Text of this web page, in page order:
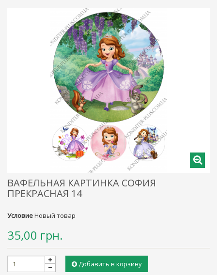
ВАФЕЛЬНАЯ КАРТИНКА СОФИЯ
ПРЕКРАСНАЯ 14
УсловиеНовый товар
35,00 грн.
Добавить в корзину